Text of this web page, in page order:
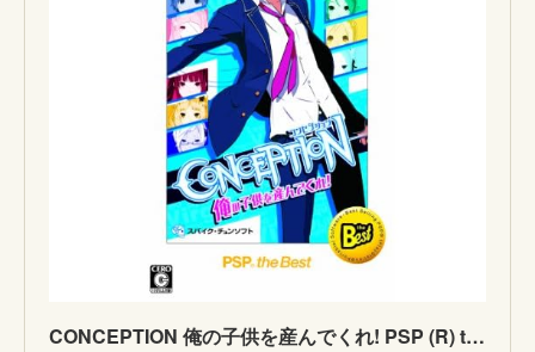
CONCEPTION 俺の子供を産んでくれ! PSP (R) the Best